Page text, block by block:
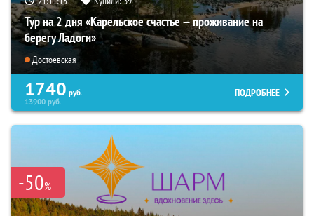
Тур на 2 дня «Карельское счастье — проживание на
берегу Ладоги»
Достоевская
1740 руб.
13900руб.
ПОДРОБНЕЕ
-50%